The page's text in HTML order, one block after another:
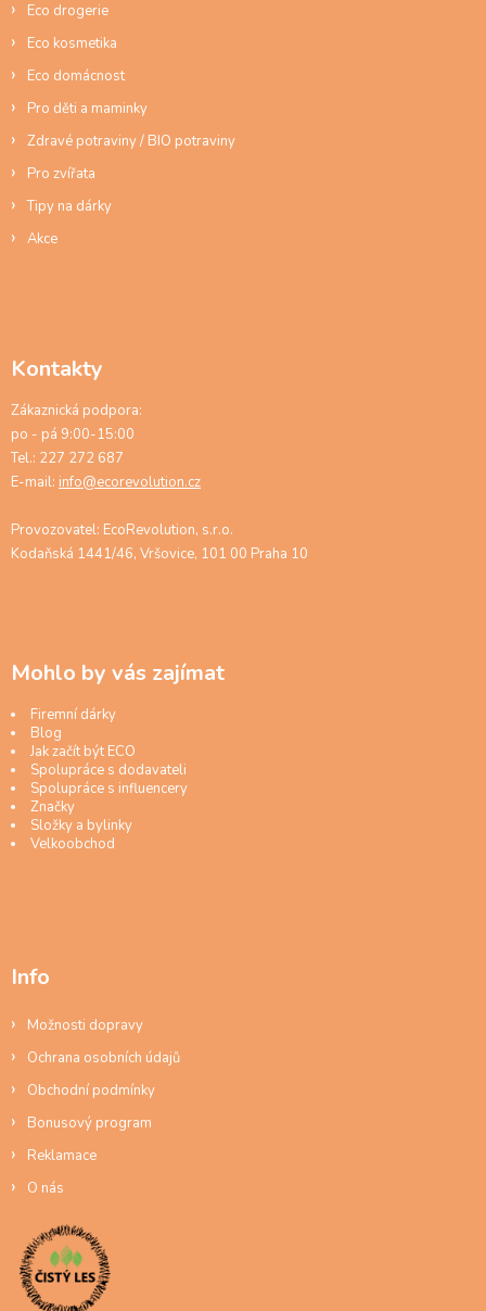
Eco drogerie
Eco kosmetika
Eco domácnost
Pro děti a maminky
Zdravé potraviny / BIO potraviny
Pro zvířata
Tipy na dárky
Akce
Kontakty
Zákaznická podpora:
po - pá 9:00-15:00
Tel.: 227 272 687
E-mail: info@ecorevolution.cz
Provozovatel: EcoRevolution, s.r.o.
Kodaňská 1441/46, Vršovice, 101 00 Praha 10
Mohlo by vás zajímat
Firemní dárky
Blog
Jak začít být ECO
Spolupráce s dodavateli
Spolupráce s influencery
Značky
Složky a bylinky
Velkoobchod
Info
Možnosti dopravy
Ochrana osobních údajů
Obchodní podmínky
Bonusový program
Reklamace
O nás